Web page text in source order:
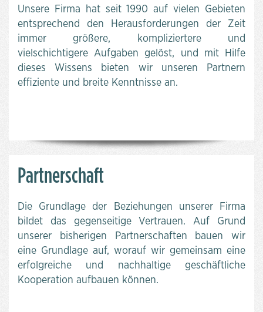
Unsere Firma hat seit 1990 auf vielen Gebieten
entsprechend den Herausforderungen der Zeit
immer größere, kompliziertere und
vielschichtigere Aufgaben gelöst, und mit Hilfe
dieses Wissens bieten wir unseren Partnern
effiziente und breite Kenntnisse an.
Partnerschaft
Die Grundlage der Beziehungen unserer Firma
bildet das gegenseitige Vertrauen. Auf Grund
unserer bisherigen Partnerschaften bauen wir
eine Grundlage auf, worauf wir gemeinsam eine
erfolgreiche und nachhaltige geschäftliche
Kooperation aufbauen können.